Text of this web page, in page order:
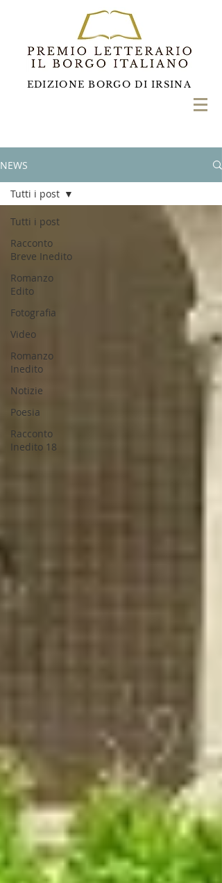
EDIZIONE BORGO DI IRSINA
NEWS
Tutti i post
Racconto
Breve Inedito
Romanzo
Edito
Fotografia
Video
Romanzo
Inedito
Notizie
Poesia
Racconto
Inedito 18
Tutti i post